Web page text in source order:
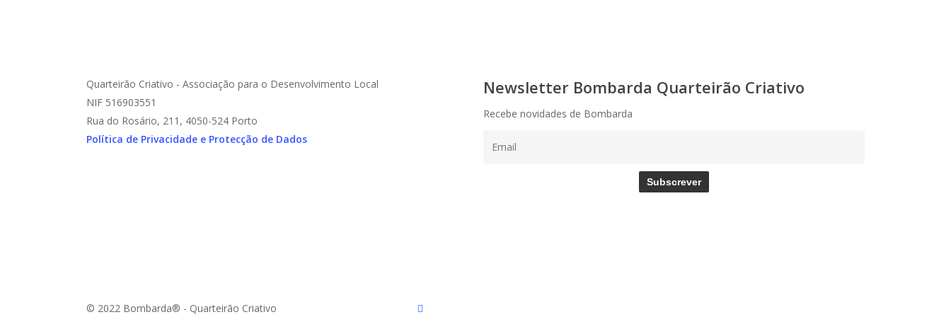
Quarteirão Criativo - Associação para o Desenvolvimento Local
NIF 516903551
Rua do Rosário, 211, 4050-524 Porto
Política de Privacidade e Protecção de Dados
Newsletter Bombarda Quarteirão Criativo
Recebe novidades de Bombarda
Subscrever
© 2022 Bombarda® - Quarteirão Criativo instagram